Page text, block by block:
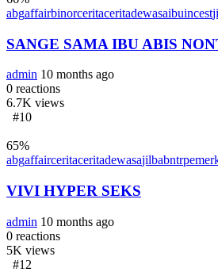
abgaffairbinorceritaceritadewasaibuincest
SANGE SAMA IBU ABIS
admin 10 months ago
0 reactions
6.7K views
#10
65%
abgaffairceritaceritadewasajilbabntr
VIVI HYPER SEKS
admin 10 months ago
0 reactions
5K views
#12